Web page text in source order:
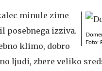
Foto:
minule zime
posebnega izziva.
klimo, dobro
ljudi, zbere veliko